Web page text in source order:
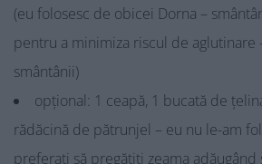
(eu folosesc de obicei Dorna –
pentru a minimiza riscul de aglutinare
smântânii)
opțional: 1 ceapă, 1 bucată de
rădăcină de pătrunjel – eu nu le-am
preferați să pregătiți zeama adăugând